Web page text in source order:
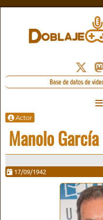
Base de datos de
Actor
Manolo García
17/09/1942